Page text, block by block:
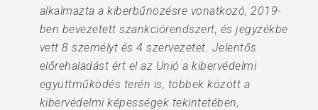
alkalmazta a kiberbűnözésre vonatkozó, 2019-
ben bevezetett szankciórendszert, és jegyzékbe
vett 8 személyt és 4 szervezetet. Jelentős
előrehaladást ért el az Unió a kibervédelmi
együttműködés terén is, többek között a
kibervédelmi képességek tekintetében,